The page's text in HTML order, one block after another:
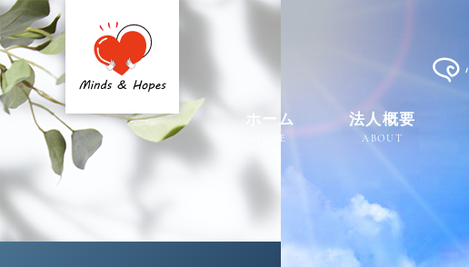
ホーム
HOME
法人概要
ABOUT